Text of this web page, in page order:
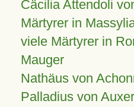
Cäcilia Attendoli
Märtyrer in
viele Märtyrer in
Mauger
Nathäus von
Palladius von